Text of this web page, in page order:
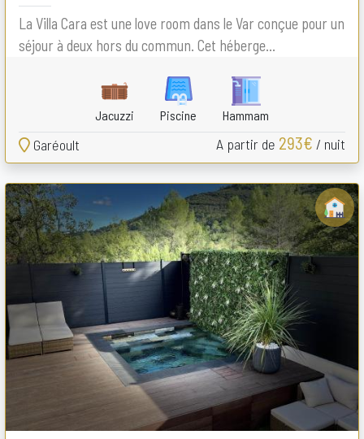
La Villa Cara est une love room dans le Var conçue pour un
séjour à deux hors du commun. Cet héberge...
Jacuzzi Piscine Hammam
Garéoult A partir de 293€ / nuit